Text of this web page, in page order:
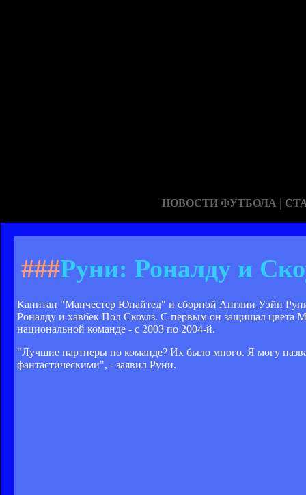
НОВОСТИ ФУТБОЛА |
###Руни: Роналду и
Капитан "Манчестер Юнайтед" и сборной Англии Уэйн
Роналду и хавбек Пол Скоулз. С первым он защищал цвета
национальной команде - с 2003 по 2004-й.
"Лучшие партнеры по команде? Их было много. Я могу
фантастическими", - заявил Руни.